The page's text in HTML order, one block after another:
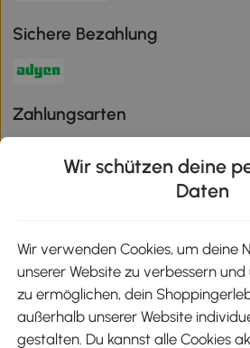
Sichere Bezahlung
Zahlungsarten
Aosom-App
Google
Wir schützen deine
Daten
Wir verwenden Cookies, um deine
unserer Website zu verbessern
zu ermöglichen, dein
außerhalb unserer Website
gestalten. Du kannst alle Cookies